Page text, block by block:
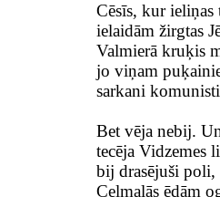
Cēsīs, kur ieliņas
ielaidām žirgtas
Valmierā kruķis
jo viņam
sarkani
Bet vēja nebij.
tecēja Vidzemes
bij drasējuši
Ceļmalās ēdām